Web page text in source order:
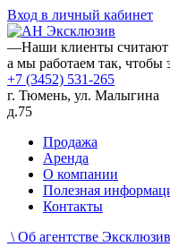
Вход в личный кабинет
—Наши клиенты
а мы работаем так, чтобы
+7 (3452) 531-265
г. Тюмень, ул. Малыгина
д.75
Продажа
Аренда
О компании
Полезная
Контакты
\ Об агентстве Эксклюзив